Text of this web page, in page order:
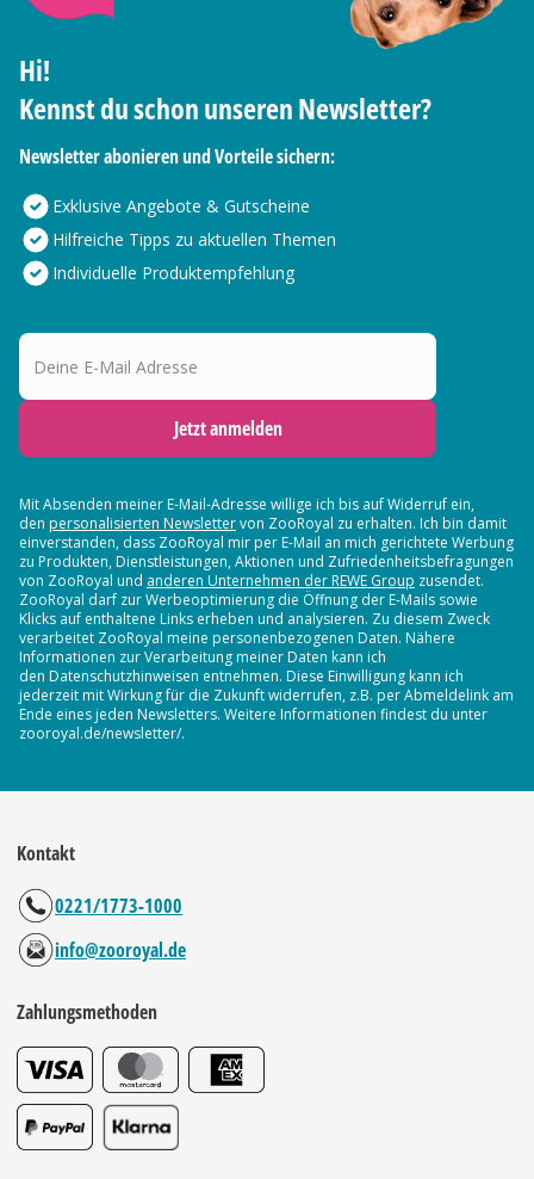
Hi!
Kennst du schon unseren Newsletter?
Newsletter abonieren und Vorteile sichern:
Exklusive Angebote & Gutscheine
Hilfreiche Tipps zu aktuellen Themen
Individuelle Produktempfehlung
Deine E-Mail Adresse
Jetzt anmelden
Mit Absenden meiner E-Mail-Adresse willige ich bis auf Widerruf ein,
den personalisierten Newslettervon ZooRoyal zu erhalten. Ich bin damit
einverstanden, dass ZooRoyal mir per E-Mail an mich gerichtete Werbung
zu Produkten, Dienstleistungen, Aktionen und Zufriedenheitsbefragungen
von ZooRoyal und anderen Unternehmen der REWE Group zusendet.
ZooRoyal darf zur Werbeoptimierung die Öffnung der E-Mails sowie
Klicks auf enthaltene Links erheben und analysieren. Zu diesem Zweck
verarbeitet ZooRoyal meine personenbezogenen Daten. Nähere
Informationen zur Verarbeitung meiner Daten kann ich
den Datenschutzhinweisen entnehmen. Diese Einwilligung kann ich
jederzeit mit Wirkung für die Zukunft widerrufen, z.B. per Abmeldelink am
Ende eines jeden Newsletters. Weitere Informationen findest du unter
zooroyal.de/newsletter/.
Kontakt
0221/1773-1000
info@zooroyal.de
Zahlungsmethoden